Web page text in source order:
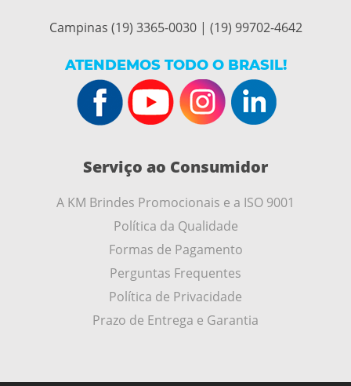
Campinas (19) 3365-0030 | (19) 99702-4642
ATENDEMOS TODO O BRASIL!
Serviço ao Consumidor
A KM Brindes Promocionais e a ISO 9001
Política da Qualidade
Formas de Pagamento
Perguntas Frequentes
Política de Privacidade
Prazo de Entrega e Garantia